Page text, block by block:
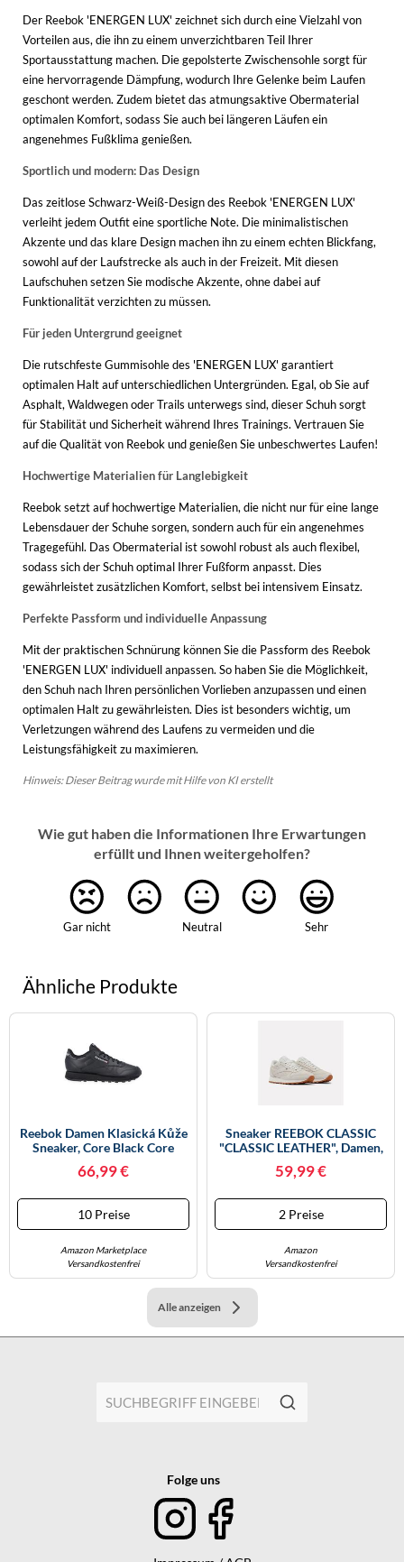
Der Reebok 'ENERGEN LUX' zeichnet sich durch eine Vielzahl von
Vorteilen aus, die ihn zu einem unverzichtbaren Teil Ihrer
Sportausstattung machen. Die gepolsterte Zwischensohle sorgt für
eine hervorragende Dämpfung, wodurch Ihre Gelenke beim Laufen
geschont werden. Zudem bietet das atmungsaktive Obermaterial
optimalen Komfort, sodass Sie auch bei längeren Läufen ein
angenehmes Fußklima genießen.
Sportlich und modern: Das Design
Das zeitlose Schwarz-Weiß-Design des Reebok 'ENERGEN LUX'
verleiht jedem Outfit eine sportliche Note. Die minimalistischen
Akzente und das klare Design machen ihn zu einem echten Blickfang,
sowohl auf der Laufstrecke als auch in der Freizeit. Mit diesen
Laufschuhen setzen Sie modische Akzente, ohne dabei auf
Funktionalität verzichten zu müssen.
Für jeden Untergrund geeignet
Die rutschfeste Gummisohle des 'ENERGEN LUX' garantiert
optimalen Halt auf unterschiedlichen Untergründen. Egal, ob Sie auf
Asphalt, Waldwegen oder Trails unterwegs sind, dieser Schuh sorgt
für Stabilität und Sicherheit während Ihres Trainings. Vertrauen Sie
auf die Qualität von Reebok und genießen Sie unbeschwertes Laufen!
Hochwertige Materialien für Langlebigkeit
Reebok setzt auf hochwertige Materialien, die nicht nur für eine lange
Lebensdauer der Schuhe sorgen, sondern auch für ein angenehmes
Tragegefühl. Das Obermaterial ist sowohl robust als auch flexibel,
sodass sich der Schuh optimal Ihrer Fußform anpasst. Dies
gewährleistet zusätzlichen Komfort, selbst bei intensivem Einsatz.
Perfekte Passform und individuelle Anpassung
Mit der praktischen Schnürung können Sie die Passform des Reebok
'ENERGEN LUX' individuell anpassen. So haben Sie die Möglichkeit,
den Schuh nach Ihren persönlichen Vorlieben anzupassen und einen
optimalen Halt zu gewährleisten. Dies ist besonders wichtig, um
Verletzungen während des Laufens zu vermeiden und die
Leistungsfähigkeit zu maximieren.
Hinweis: Dieser Beitrag wurde mit Hilfe von KI erstellt
Wie gut haben die Informationen Ihre Erwartungen
erfüllt und Ihnen weitergeholfen?
Gar nicht Neutral Sehr
Ähnliche Produkte
Reebok Damen Klasická Kůže
Sneaker, Core Black Core
66,99 €
10 Preise
Amazon Marketplace
Versandkostenfrei
Sneaker REEBOK CLASSIC
"CLASSIC LEATHER", Damen,
Leder, Schuhe Sneaker
59,99 €
2 Preise
Amazon
Versandkostenfrei
Alle anzeigen
Folge uns